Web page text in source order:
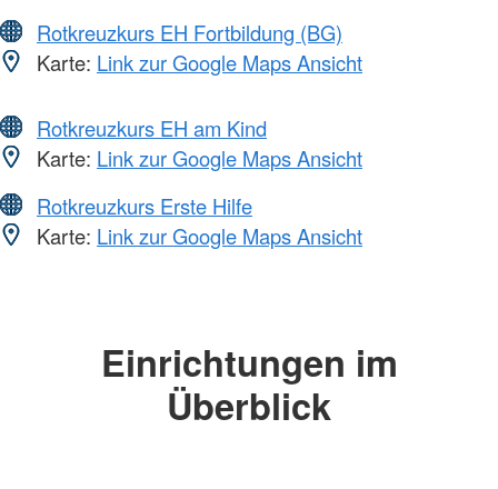
Rotkreuzkurs EH Fortbildung (BG)
Karte: Link zur Google Maps Ansicht
Rotkreuzkurs EH am Kind
Karte: Link zur Google Maps Ansicht
Rotkreuzkurs Erste Hilfe
Karte: Link zur Google Maps Ansicht
Einrichtungen im
Überblick